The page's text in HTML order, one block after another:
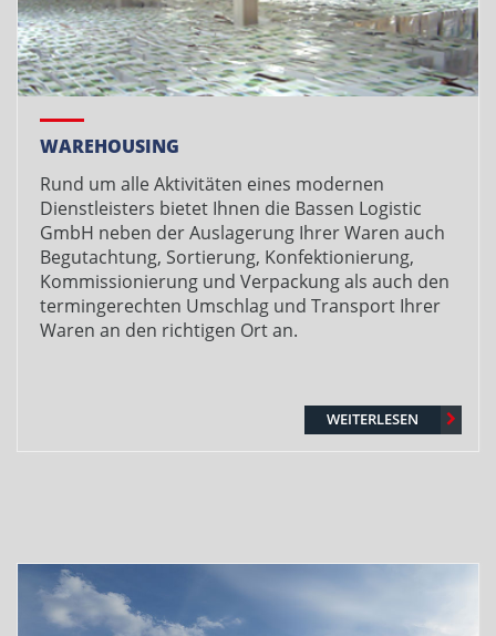
WAREHOUSING
Rund um alle Aktivitäten eines modernen
Dienstleisters bietet Ihnen die Bassen Logistic
GmbH neben der Auslagerung Ihrer Waren auch
Begutachtung, Sortierung, Konfektionierung,
Kommissionierung und Verpackung als auch den
termingerechten Umschlag und Transport Ihrer
Waren an den richtigen Ort an.
WEITERLESEN